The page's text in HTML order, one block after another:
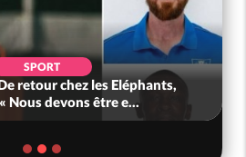
SPORT
retour chez les Eléphants,
Nous devons être e...